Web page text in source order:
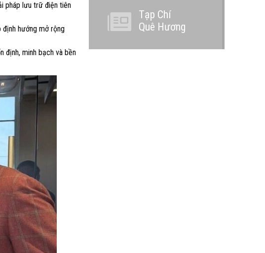
pháp lưu trữ điện tiên
định hướng mở rộng
định, minh bạch và bền
Tạp Chí
Quê Hương